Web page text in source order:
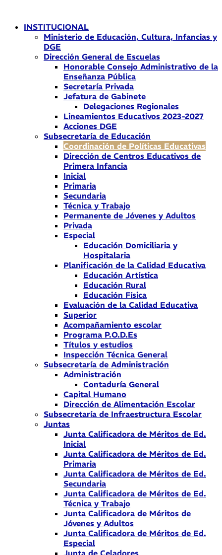
contenidoINSTITUCIONAL
Ministerio de Educación, Cultura, Infancias y
DGE
Dirección General de Escuelas
Honorable Consejo Administrativo de la
Enseñanza Pública
Secretaría Privada
Jefatura de Gabinete
Delegaciones Regionales
Lineamientos Educativos 2023-2027
Acciones DGE
Subsecretaría de Educación
Coordinación de Políticas Educativas
Dirección de Centros Educativos de
Primera Infancia
Inicial
Primaria
Secundaria
Técnica y Trabajo
Permanente de Jóvenes y Adultos
Privada
Especial
Educación Domiciliaria y
Hospitalaria
Planificación de la Calidad Educativa
Educación Artística
Educación Rural
Educación Física
Evaluación de la Calidad Educativa
Superior
Acompañamiento escolar
Programa P.O.D.Es
Títulos y estudios
Inspección Técnica General
Subsecretaría de Administración
Administración
Contaduría General
Capital Humano
Dirección de Alimentación Escolar
Subsecretaría de Infraestructura Escolar
Juntas
Junta Calificadora de Méritos de Ed.
Inicial
Junta Calificadora de Méritos de Ed.
Primaria
Junta Calificadora de Méritos de Ed.
Secundaria
Junta Calificadora de Méritos de Ed.
Técnica y Trabajo
Junta Calificadora de Méritos de
Jóvenes y Adultos
Junta Calificadora de Méritos de Ed.
Especial
Junta de Celadores